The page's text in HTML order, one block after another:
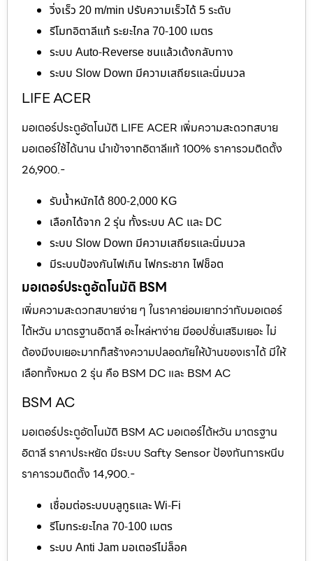
วิ่งเร็ว 20 m/min ปรับความเร็วได้ 5 ระดับ
รีโมทอิตาลีแท้ ระยะไกล 70-100 เมตร
ระบบ Auto-Reverse ชนแล้วเด้งกลับทาง
ระบบ Slow Down มีความเสถียรและนิ่มนวล
LIFE ACER
มอเตอร์ประตูอัตโนมัติ LIFE ACER เพิ่มความสะดวกสบาย
มอเตอร์ใช้ได้นาน นำเข้าจากอิตาลีแท้ 100% ราคารวมติดตั้ง
26,900.-
รับน้ำหนักได้ 800-2,000 KG
เลือกได้จาก 2 รุ่น ทั้งระบบ AC และ DC
ระบบ Slow Down มีความเสถียรและนิ่มนวล
มีระบบป้องกันไฟเกิน ไฟกระชาก ไฟช็อต
มอเตอร์ประตูอัตโนมัติ BSM
เพิ่มความสะดวกสบายง่าย ๆ ในราคาย่อมเยากว่ากับมอเตอร์
ไต้หวัน มาตรฐานอิตาลี อะไหล่หาง่าย มีออปชั่นเสริมเยอะ ไม่
ต้องมีงบเยอะมากก็สร้างความปลอดภัยให้บ้านของเราได้ มีให้
เลือกทั้งหมด 2 รุ่น คือ BSM DC และ BSM AC
BSM AC
มอเตอร์ประตูอัตโนมัติ BSM AC มอเตอร์ไต้หวัน มาตรฐาน
อิตาลี ราคาประหยัด มีระบบ Safty Sensor ป้องกันการหนีบ
ราคารวมติดตั้ง 14,900.-
เชื่อมต่อระบบบลูทูธและ Wi-Fi
รีโมทระยะไกล 70-100 เมตร
ระบบ Anti Jam มอเตอร์ไม่ล็อค